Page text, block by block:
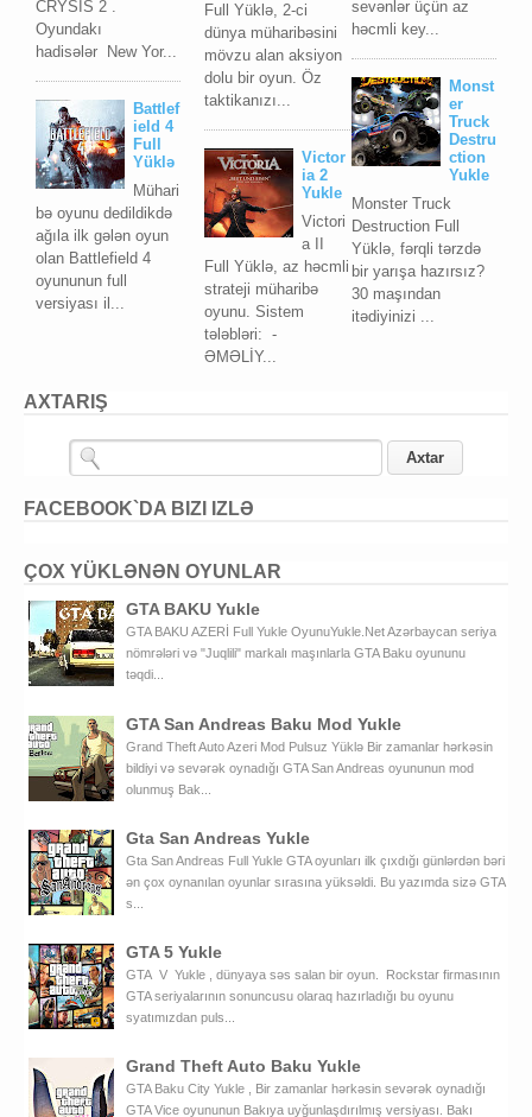
CRYSİS 2 .
Oyundakı
hadisələr New Yor...
Battlef
ield 4
Full
Yüklə
Mühari
bə oyunu dedildikdə
ağıla ilk gələn oyun
olan Battlefield 4
oyununun full
versiyası il...
sevənlər üçün az
həcmli key...
Monst
er
Truck
Destru
ction
Yukle
Monster Truck
Destruction Full
Yüklə, fərqli tərzdə
bir yarışa hazırsız?
30 maşından
itədiyinizi ...
Full Yüklə, 2-ci
dünya müharibəsini
mövzu alan aksiyon
dolu bir oyun. Öz
taktikanızı...
Victor
ia 2
Yukle
Victori
a II
Full Yüklə, az həcmli
strateji müharibə
oyunu. Sistem
tələbləri: -
ƏMƏLİY...
AXTARIŞ
FACEBOOK`DA BIZI IZLƏ
ÇOX YÜKLƏNƏN OYUNLAR
GTA BAKU Yukle
GTA BAKU AZERİ Full Yukle OyunuYukle.Net Azərbaycan seriya
nömrələri və "Juqlili" markalı maşınlarla GTA Baku oyununu
təqdi...
GTA San Andreas Baku Mod Yukle
Grand Theft Auto Azeri Mod Pulsuz Yüklə Bir zamanlar hərkəsin
bildiyi və sevərək oynadığı GTA San Andreas oyununun mod
olunmuş Bak...
Gta San Andreas Yukle
Gta San Andreas Full Yukle GTA oyunları ilk çıxdığı günlərdən bəri
ən çox oynanılan oyunlar sırasına yüksəldi. Bu yazımda sizə GTA
s...
GTA 5 Yukle
GTA V Yukle , dünyaya səs salan bir oyun. Rockstar firmasının
GTA seriyalarının sonuncusu olaraq hazırladığı bu oyunu
syatımızdan puls...
Grand Theft Auto Baku Yukle
GTA Baku City Yukle , Bir zamanlar hərkəsin sevərək oynadığı
GTA Vice oyununun Bakıya uyğunlaşdırılmış versiyası. Bakı